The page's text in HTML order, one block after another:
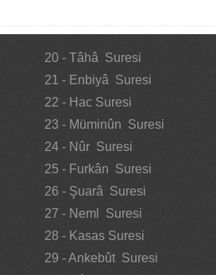
20 - Tâhâ Suresi
21 - Enbiyâ Suresi
22 - Hac Suresi
23 - Müminûn Suresi
24 - Nûr Suresi
25 - Furkân Suresi
26 - Şuarâ Suresi
27 - Neml Suresi
28 - Kasas Suresi
29 - Ankebût Suresi